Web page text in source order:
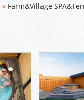
» Farm&Village